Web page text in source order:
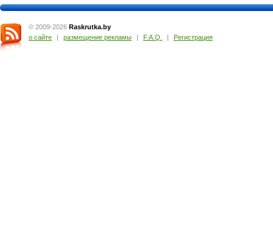
© 2009-2026 Raskrutka.by
о сайте
| размещение рекламы | F.A.Q. | Регистрация